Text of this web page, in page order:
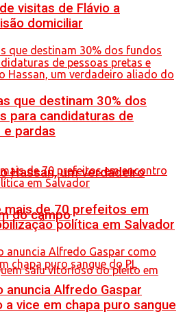
Hassan, um verdadeiro
do campo
visitas de Flávio a
domiciliar
que destinam 30% dos
para candidaturas de
pardas
mais de 70 prefeitos em
política em Salvador
anuncia Alfredo Gaspar
a vice em chapa puro sangue